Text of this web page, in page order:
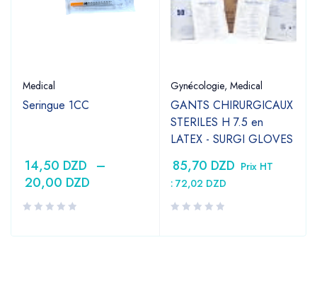
Medical
Seringue 1CC
14,50 DZD –
20,00 DZD
Gynécologie, Medical
GANTS CHIRURGICAUX
STERILES H 7.5 en
LATEX - SURGI GLOVES
85,70 DZD Prix HT
: 72,02 DZD